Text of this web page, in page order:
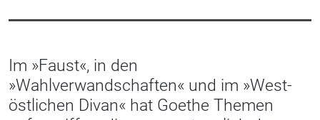
Im »Faust«, in den
»Wahlverwandschaften« und im »West-
östlichen Divan« hat Goethe Themen